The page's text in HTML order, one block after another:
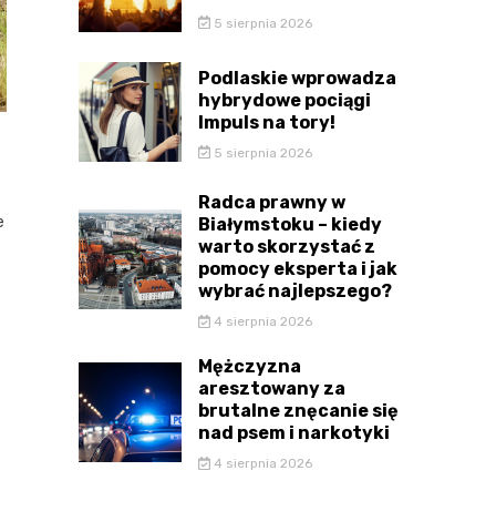
5 sierpnia 2026
Podlaskie wprowadza
hybrydowe pociągi
Impuls na tory!
5 sierpnia 2026
Radca prawny w
Białymstoku – kiedy
warto skorzystać z
pomocy eksperta i jak
wybrać najlepszego?
4 sierpnia 2026
Mężczyzna
aresztowany za
brutalne znęcanie się
nad psem i narkotyki
4 sierpnia 2026